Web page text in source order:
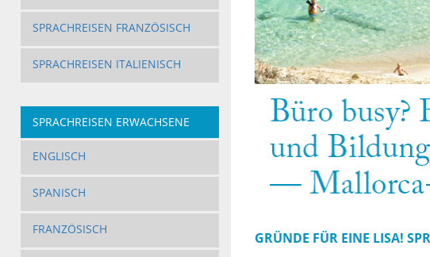
SPRACHREISEN FRANZÖSISCH
SPRACHREISEN ITALIENISCH
SPRACHREISEN ERWACHSENE
ENGLISCH
SPANISCH
FRANZÖSISCH
GRÜNDE FÜR EINE LISA!